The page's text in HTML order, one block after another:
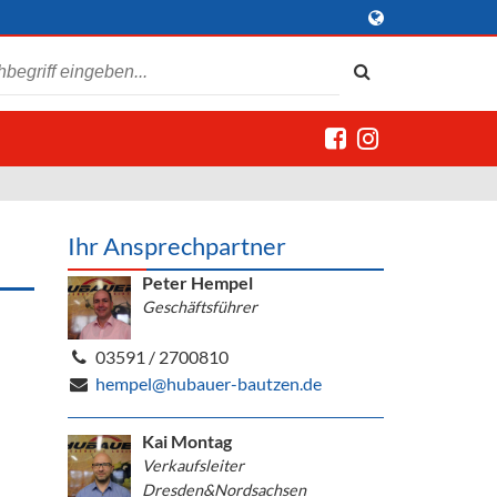
Ihr Ansprechpartner
Peter Hempel
Geschäftsführer
03591 / 2700810
hempel@hubauer-bautzen.de
Kai Montag
Verkaufsleiter
Dresden&Nordsachsen